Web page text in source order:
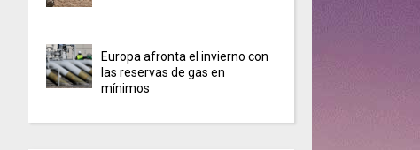
Europa afronta el invierno con
las reservas de gas en
mínimos